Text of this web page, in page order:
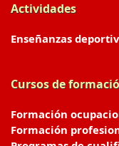
Actividades
Enseñanzas
Cursos de
Formación
Formación